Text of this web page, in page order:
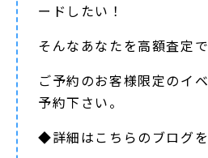
ードしたい！
そんなあなたを高額査定
ご予約のお客様限定のイ
予約下さい。
◆詳細はこちらのブログ